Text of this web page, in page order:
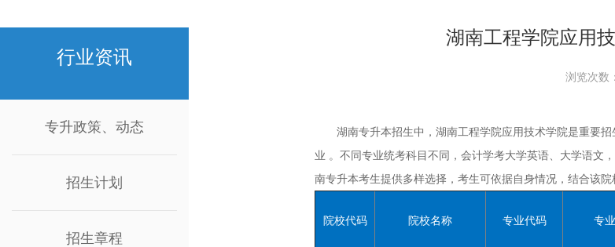
行业资讯
专升政策、动态
招生计划
招生章程
湖南工程学院应用
浏览次数：
湖南专升本招生中，湖南工程学院应用技术学院是重要招
业 。不同专业统考科目不同，会计学考大学英语、大学语文
南专升本考生提供多样选择，考生可依据自身情况，结合该
院校代码 院校名称 专业代码 专